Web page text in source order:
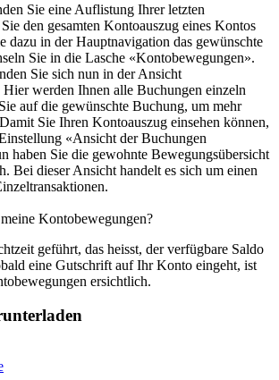
Sie eine Auflistung Ihrer letzten
den gesamten Kontoauszug eines Kontos
dazu in der Hauptnavigation das gewünschte
Sie in die Lasche «Kontobewegungen».
Sie sich nun in der Ansicht
werden Ihnen alle Buchungen einzeln
auf die gewünschte Buchung, um mehr
Sie Ihren Kontoauszug einsehen können,
«Ansicht der Buchungen
haben Sie die gewohnte Bewegungsübersicht
Bei dieser Ansicht handelt es sich um einen
Kontobewegungen?
geführt, das heisst, der verfügbare Saldo
eine Gutschrift auf Ihr Konto eingeht, ist
ersichtlich.